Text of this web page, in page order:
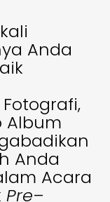
Anda
Album
Anda
Acara
Pre–